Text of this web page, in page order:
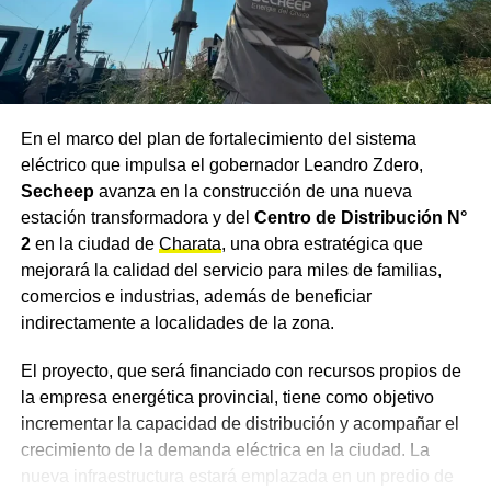
NOTICIAS
El temporal dañó un puesto de seguridad privada
en el barrio La Brava de Colonia Popular: la
Policía del Chaco aclaró que no fue una
dependencia policial
En el marco del plan de fortalecimiento del sistema
eléctrico que impulsa el gobernador Leandro Zdero,
Secheepavanza en la construcción de una nueva
estación transformadora y del Centro de Distribución N°
2en la ciudad de Charata, una obra estratégica que
mejorará la calidad del servicio para miles de familias,
comercios e industrias, además de beneficiar
indirectamente a localidades de la zona.
El proyecto, que será financiado con recursos propios de
la empresa energética provincial, tiene como objetivo
incrementar la capacidad de distribución y acompañar el
crecimiento de la demanda eléctrica en la ciudad. La
nueva infraestructura estará emplazada en un predio de